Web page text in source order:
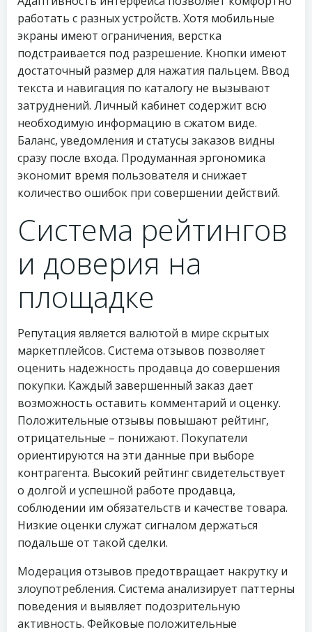
работать с разных устройств. Хотя мобильные
экраны имеют ограничения, верстка
подстраивается под разрешение. Кнопки имеют
достаточный размер для нажатия пальцем. Ввод
текста и навигация по каталогу не вызывают
затруднений. Личный кабинет содержит всю
необходимую информацию в сжатом виде.
Баланс, уведомления и статусы заказов видны
сразу после входа. Продуманная эргономика
экономит время пользователя и снижает
количество ошибок при совершении действий.
Система рейтингов
и доверия на
площадке
Репутация является валютой в мире скрытых
маркетплейсов. Система отзывов позволяет
оценить надежность продавца до совершения
покупки. Каждый завершенный заказ дает
возможность оставить комментарий и оценку.
Положительные отзывы повышают рейтинг,
отрицательные – понижают. Покупатели
ориентируются на эти данные при выборе
контрагента. Высокий рейтинг свидетельствует
о долгой и успешной работе продавца,
соблюдении им обязательств и качестве товара.
Низкие оценки служат сигналом держаться
подальше от такой сделки.
Модерация отзывов предотвращает накрутку и
злоупотребления. Система анализирует паттерны
поведения и выявляет подозрительную
активность. Фейковые положительные